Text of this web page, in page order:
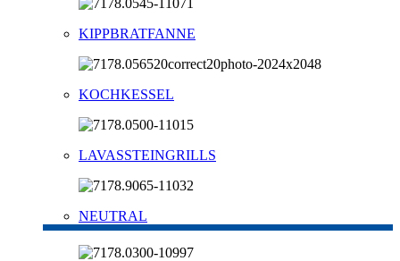
KIPPBRATFANNE
KOCHKESSEL
LAVASSTEINGRILLS
NEUTRAL